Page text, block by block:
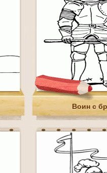
Воин с